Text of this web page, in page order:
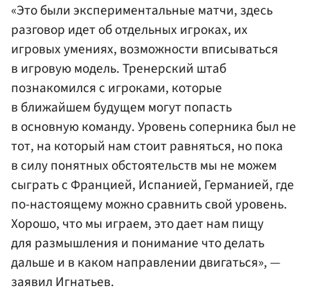
«Это были экспериментальные матчи, здесь
разговор идет об отдельных игроках, их
игровых умениях, возможности вписываться
в игровую модель. Тренерский штаб
познакомился с игроками, которые
в ближайшем будущем могут попасть
в основную команду. Уровень соперника был не
тот, на который нам стоит равняться, но пока
в силу понятных обстоятельств мы не можем
сыграть с Францией, Испанией, Германией, где
по-настоящему можно сравнить свой уровень.
Хорошо, что мы играем, это дает нам пищу
для размышления и понимание что делать
дальше и в каком направлении двигаться», —
заявил Игнатьев.